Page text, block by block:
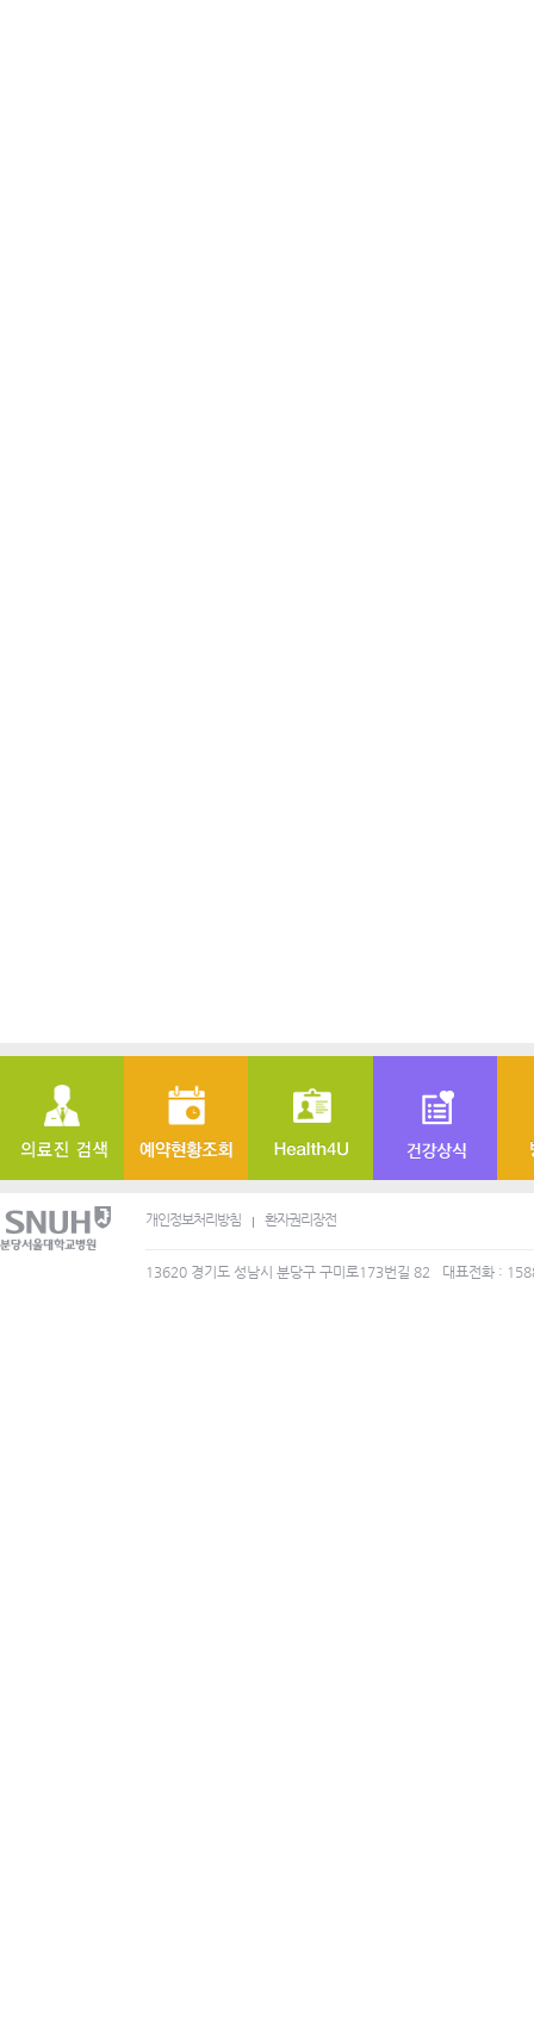
개인정보처리방침 환자권리장전
13620 경기도 성남시 분당구 구미로173번길 82 대표전화 :